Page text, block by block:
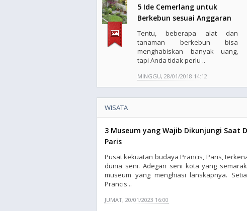
5 Ide Cemerlang untuk
Berkebun sesuai Anggaran
Tentu, beberapa alat dan
tanaman berkebun bisa
menghabiskan banyak uang,
tapi Anda tidak perlu ..
MINGGU, 28/01/2018 14:12
WISATA
3 Museum yang Wajib Dikunjungi Saat
Paris
Pusat kekuatan budaya Prancis, Paris,
dunia seni. Adegan seni kota yang
museum yang menghiasi lanskapnya.
Prancis ..
JUMAT, 20/01/2023 16:00